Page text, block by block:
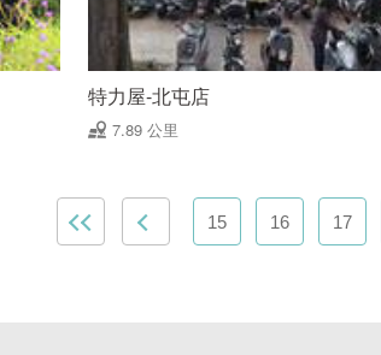
特力屋-北屯店
7.89 公里
15 16 17